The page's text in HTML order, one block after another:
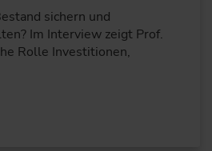
sichern und
Im Interview zeigt Prof.
Rolle Investitionen,